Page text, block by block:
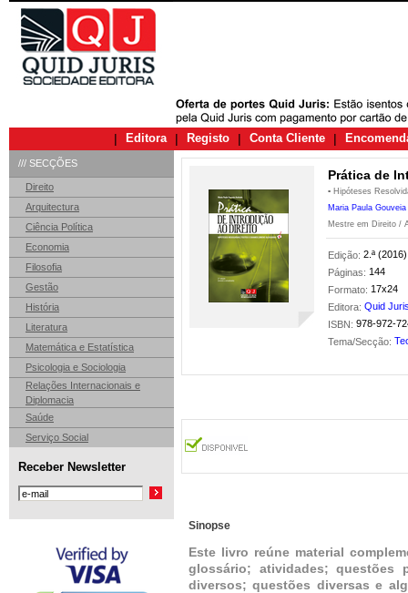
| Editora | Registo | Conta Cliente |
/// SECÇÕES
Direito
Arquitectura
Ciência Política
Economia
Filosofia
Gestão
História
Literatura
Matemática e Estatística
Psicologia e Sociologia
Relações Internacionais e
Diplomacia
Saúde
Serviço Social
Receber Newsletter
Prática de
▪ Hipóteses
Maria Paula Gouveia
Mestre em Direito /
Edição: 2.ª (2016)
Páginas: 144
Formato: 17x24
Editora: Quid
ISBN: 978-972-
Tema/Secção:
Sinopse
Este livro reúne material
glossário; atividades; questões
diversos; questões diversas e